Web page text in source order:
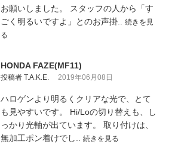
お願いしました。 スタッフの人から「す
ごく明るいですよ」とのお声掛.. 続きを見
る
HONDA FAZE(MF11)
投稿者 T.A.K.E. 2019年06月08日
ハロゲンより明るくクリアな光で、とて
も見やすいです。 Hi/Loの切り替えも、し
っかり光軸が出ています。 取り付けは、
無加工ポン着けでし.. 続きを見る